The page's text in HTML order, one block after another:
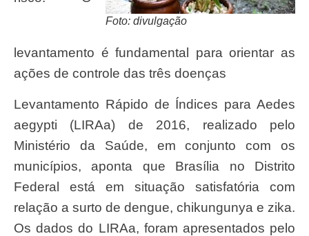
Foto: divulgação
levantamento é fundamental para orientar as
ações de controle das três doenças
Levantamento Rápido de Índices para Aedes
aegypti (LIRAa) de 2016, realizado pelo
Ministério da Saúde, em conjunto com os
municípios, aponta que Brasília no Distrito
Federal está em situação satisfatória com
relação a surto de dengue, chikungunya e zika.
Os dados do LIRAa, foram apresentados pelo